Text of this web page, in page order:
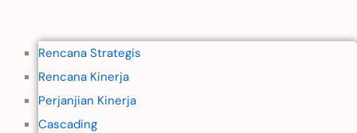
Rencana Strategis
Rencana Kinerja
Perjanjian Kinerja
Cascading